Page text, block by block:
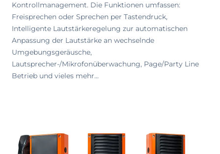
Kontrollmanagement. Die Funktionen umfassen:
Freisprechen oder Sprechen per Tastendruck,
Intelligente Lautstärkeregelung zur automatischen
Anpassung der Lautstärke an wechselnde
Umgebungsgeräusche,
Lautsprecher-/Mikrofonüberwachung, Page/Party Line
Betrieb und vieles mehr...